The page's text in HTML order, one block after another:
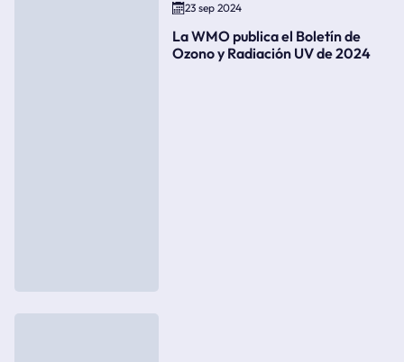
23 sep 2024
La WMO publica el Boletín de
Ozono y Radiación UV de 2024